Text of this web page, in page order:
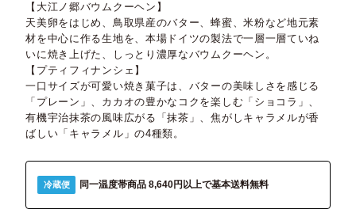
【大江ノ郷バウムクーヘン】
天美卵をはじめ、鳥取県産のバター、蜂蜜、米粉など地元素
材を中心に作る生地を、本場ドイツの製法で一層一層ていね
いに焼き上げた、しっとり濃厚なバウムクーヘン。
【プティフィナンシェ】
一口サイズが可愛い焼き菓子は、バターの美味しさを感じる
「プレーン」、カカオの豊かなコクを楽しむ「ショコラ」、
有機宇治抹茶の風味広がる「抹茶」、焦がしキャラメルが香
ばしい「キャラメル」の4種類。
冷蔵便 同一温度帯商品 8,640円以上で基本送料無料